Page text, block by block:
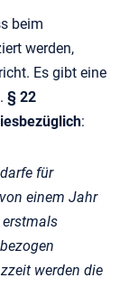
beim
werden,
Es gibt eine
. § 22
:
für
einem Jahr
erstmals
werden die